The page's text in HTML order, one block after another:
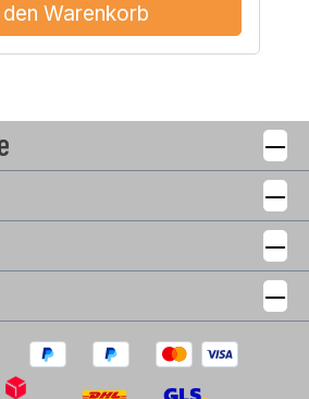
den Warenkorb